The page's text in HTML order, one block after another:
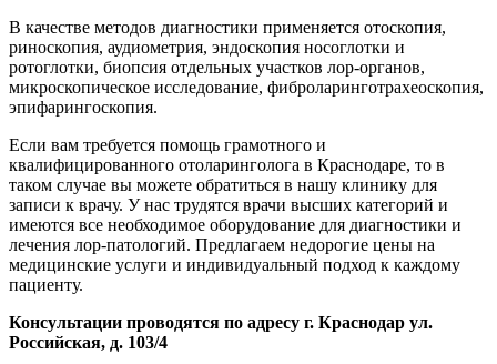
В качестве методов диагностики применяется отоскопия,
риноскопия, аудиометрия, эндоскопия носоглотки и
ротоглотки, биопсия отдельных участков лор-органов,
микроскопическое исследование, фиброларинготрахеоскопия,
эпифарингоскопия.
Если вам требуется помощь грамотного и
квалифицированного отоларинголога в Краснодаре, то в
таком случае вы можете обратиться в нашу клинику для
записи к врачу. У нас трудятся врачи высших категорий и
имеются все необходимое оборудование для диагностики и
лечения лор-патологий. Предлагаем недорогие цены на
медицинские услуги и индивидуальный подход к каждому
пациенту.
Консультации проводятся по адресу г. Краснодар ул.
Российская, д. 103/4